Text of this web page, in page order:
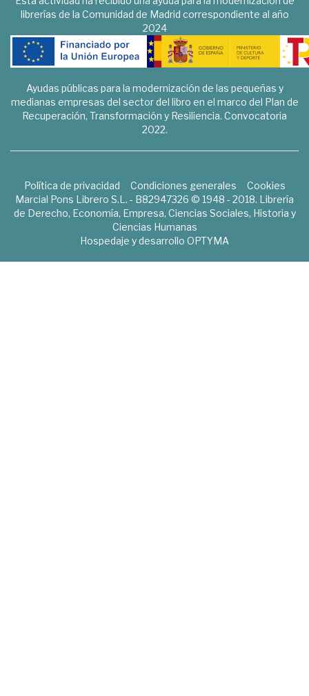
librerías de la Comunidad de Madrid correspondiente al año
2024
Ayudas públicas para la modernización de las pequeñas y
medianas empresas del sector del libro en el marco del Plan de
Recuperación, Transformación y Resiliencia. Convocatoria
2022.
Política de privacidad Condiciones generales
Cookies
Marcial Pons Librero S.L. - B82947326 © 1948 - 2018. Librería
de Derecho, Economía, Empresa, Ciencias Sociales, Historia y
Ciencias Humanas
Hospedaje y desarrollo OPTYMA